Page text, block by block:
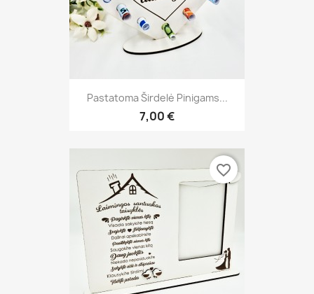
Pastatoma Širdelė Pinigams...
7,00 €
favorite_border